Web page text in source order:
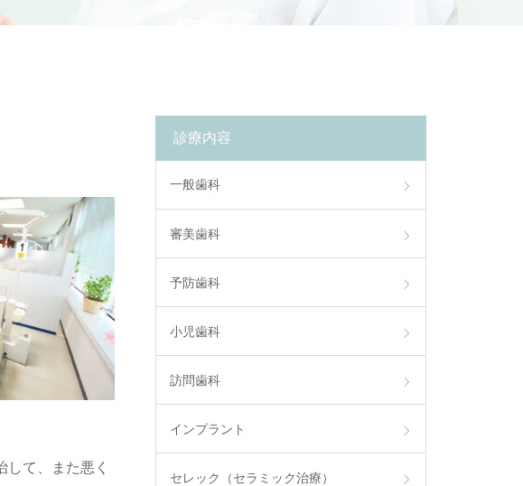
て、また悪く
診療内容
一般歯科
審美歯科
予防歯科
小児歯科
訪問歯科
インプラント
セレック（セラミック治療）